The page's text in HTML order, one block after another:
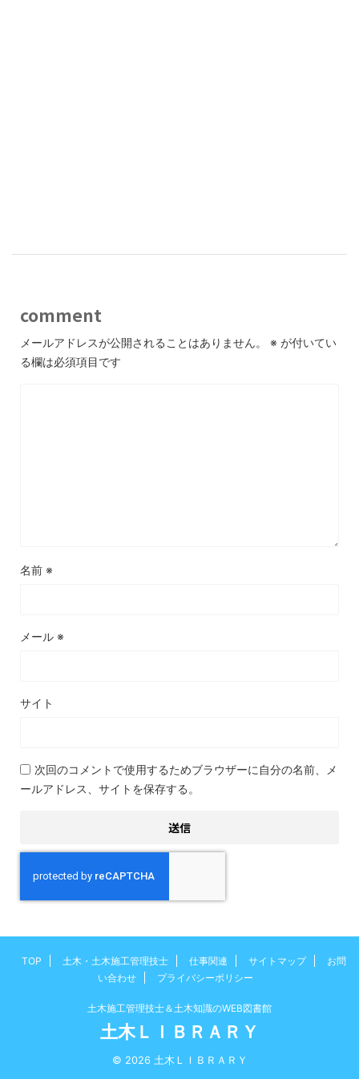
comment
メールアドレスが公開されることはありません。 ※ が付いてい
る欄は必須項目です
名前 ※
メール ※
サイト
次回のコメントで使用するためブラウザーに自分の名前、メ
ールアドレス、サイトを保存する。
TOP 土木・土木施工管理技士 仕事関連 サイトマップ
お問
い合わせ
プライバシーポリシー
土木施工管理技士＆土木知識のWEB図書館
土木ＬＩＢＲＡＲＹ
© 2026 土木ＬＩＢＲＡＲＹ